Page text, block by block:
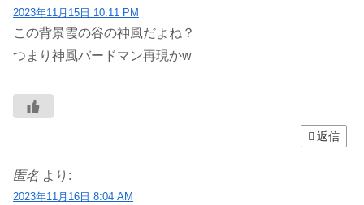
2023年11月15日 10:11 PM
この背景霞の谷の神風だよね？
つまり神風バードマン再現かw
返信
匿名 より:
2023年11月16日 8:04 AM